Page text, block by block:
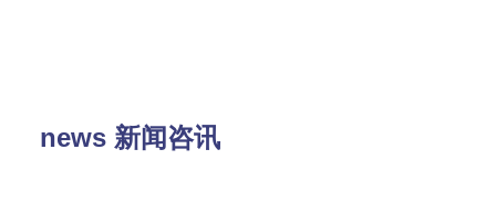
news 新闻咨讯